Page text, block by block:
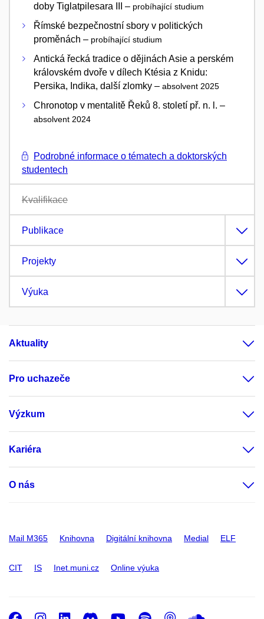
doby Tiglatpilesara III – probíhající studium
Římské bezpečnostní sbory v politických
proměnách – probíhající studium
Antická řecká tradice o dějinách Asie a perském
královském dvoře v dílech Ktésia z Knidu:
Persika, Indika, další zlomky – absolvent 2025
Chronotop v mentalitě Řeků 8. století př. n. l. –
absolvent 2024
Podrobné informace o tématech a doktorských
studentech
Kvalifikace
Publikace
Projekty
Výuka
Aktuality
Pro uchazeče
Výzkum
Kariéra
O nás
Mail M365 Knihovna Digitální knihovna Medial ELF
CIT IS Inet.muni.cz Online výuka